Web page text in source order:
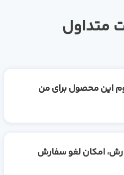
محصول برای من
امکان لغو سفارش